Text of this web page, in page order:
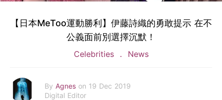
【日本MeToo運動勝利】伊藤詩織的勇敢提示 在不
公義面前別選擇沉默！
Celebrities News
By Agnes on 19 Dec 2019
Digital Editor